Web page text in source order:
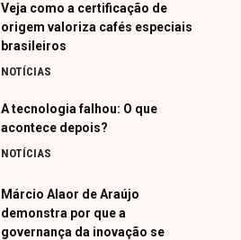
Veja como a certificação de
origem valoriza cafés especiais
brasileiros
NOTÍCIAS
A tecnologia falhou: O que
acontece depois?
NOTÍCIAS
Márcio Alaor de Araújo
demonstra por que a
governança da inovação se